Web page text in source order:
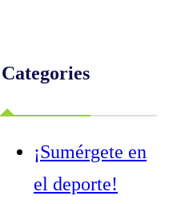
Categories
¡Sumérgete en
el deporte!